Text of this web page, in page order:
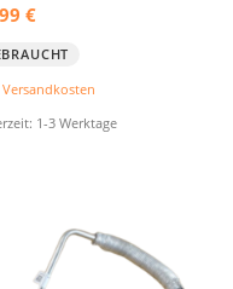
€
Versandkosten
1-3 Werktage